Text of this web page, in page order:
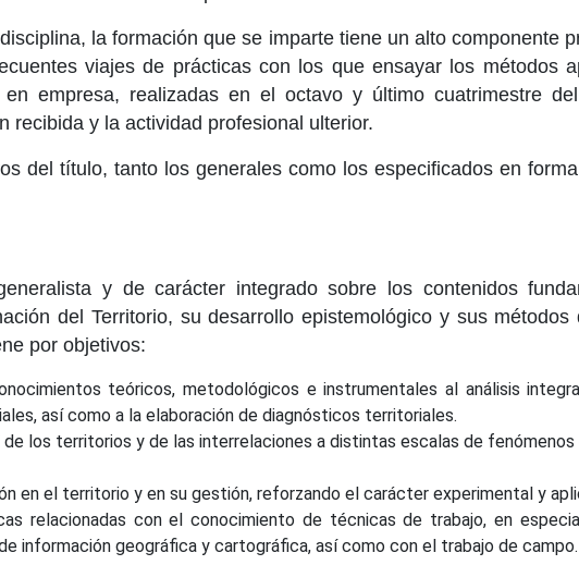
la formación que se imparte tiene un alto componente
viajes de prácticas con los que ensayar los métodos
empresa, realizadas en el octavo y último cuatrimestre
recibida y la actividad profesional ulterior.
del título, tanto los generales como los especificados en
y de carácter integrado sobre los contenidos
del Territorio, su desarrollo epistemológico y sus
por objetivos:
teóricos, metodológicos e instrumentales al análisis
así como a la elaboración de diagnósticos territoriales.
los territorios y de las interrelaciones a distintas escalas de
en el territorio y en su gestión, reforzando el carácter experimental y
relacionadas con el conocimiento de técnicas de trabajo, en
información geográfica y cartográfica, así como con el trabajo de campo.